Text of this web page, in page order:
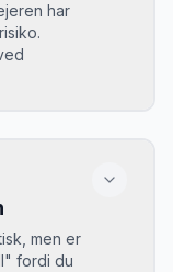
i
kr/dag til
Book
har
du blive
men er
fordi du